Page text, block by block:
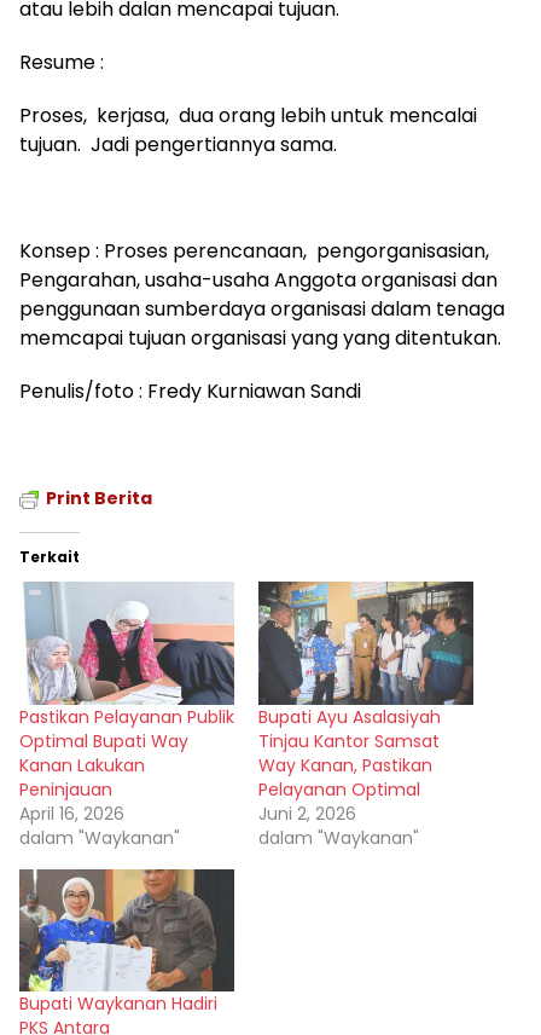
atau lebih dalan mencapai tujuan.
Resume :
Proses, kerjasa, dua orang lebih untuk mencalai
tujuan. Jadi pengertiannya sama.
Konsep : Proses perencanaan, pengorganisasian,
Pengarahan, usaha-usaha Anggota organisasi dan
penggunaan sumberdaya organisasi dalam tenaga
memcapai tujuan organisasi yang yang ditentukan.
Penulis/foto : Fredy Kurniawan Sandi
Print Berita
Terkait
Pastikan Pelayanan Publik
Optimal Bupati Way
Kanan Lakukan
Peninjauan
April 16, 2026
dalam "Waykanan"
Bupati Ayu Asalasiyah
Tinjau Kantor Samsat
Way Kanan, Pastikan
Pelayanan Optimal
Juni 2, 2026
dalam "Waykanan"
Bupati Waykanan Hadiri
PKS Antara